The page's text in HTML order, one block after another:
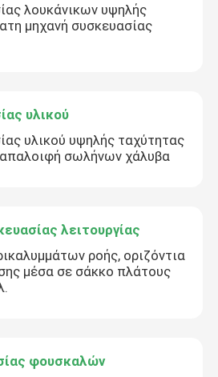
λουκάνικων υψηλής
μηχανή συσκευασίας
υλικού
υλικού υψηλής ταχύτητας
απαλοιφή σωλήνων χάλυβα
λειτουργίας
ροής, οριζόντια
μέσα σε σάκκο πλάτους
φουσκαλών